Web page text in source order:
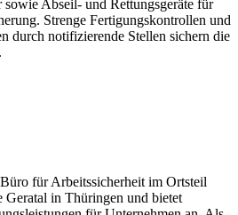
Abseil- und Rettungsgeräte für
Strenge Fertigungskontrollen und
durch notifizierende Stellen sichern die
für Arbeitssicherheit im Ortsteil
Geratal in Thüringen und bietet